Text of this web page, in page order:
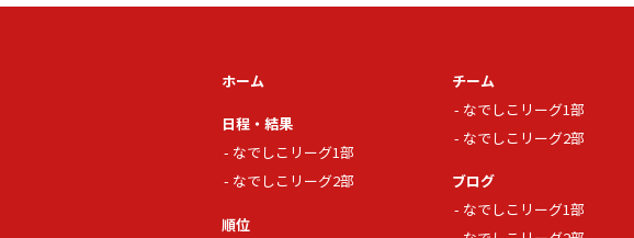
ホーム
日程・結果
なでしこリーグ1部
なでしこリーグ2部
順位
チーム
なでしこリーグ1部
なでしこリーグ2部
ブログ
なでしこリーグ1部